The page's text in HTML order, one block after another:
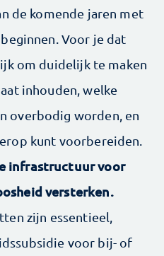
de komende jaren met
Voor je dat
om duidelijk te maken
inhouden, welke
overbodig worden, en
kunt voorbereiden.
infrastructuur voor
versterken.
zijn essentieel,
voor bij- of